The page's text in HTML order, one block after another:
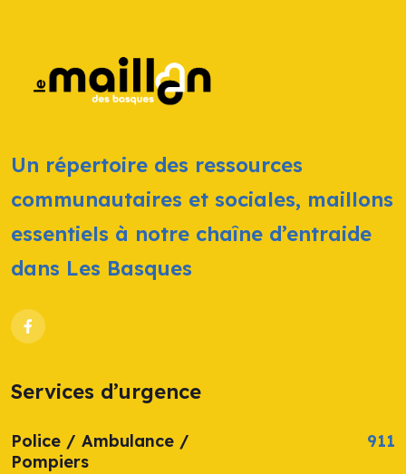
Un répertoire des ressources
communautaires et sociales, maillons
essentiels à notre chaîne d’entraide
dans Les Basques
Services d’urgence
Police / Ambulance /
Pompiers
911